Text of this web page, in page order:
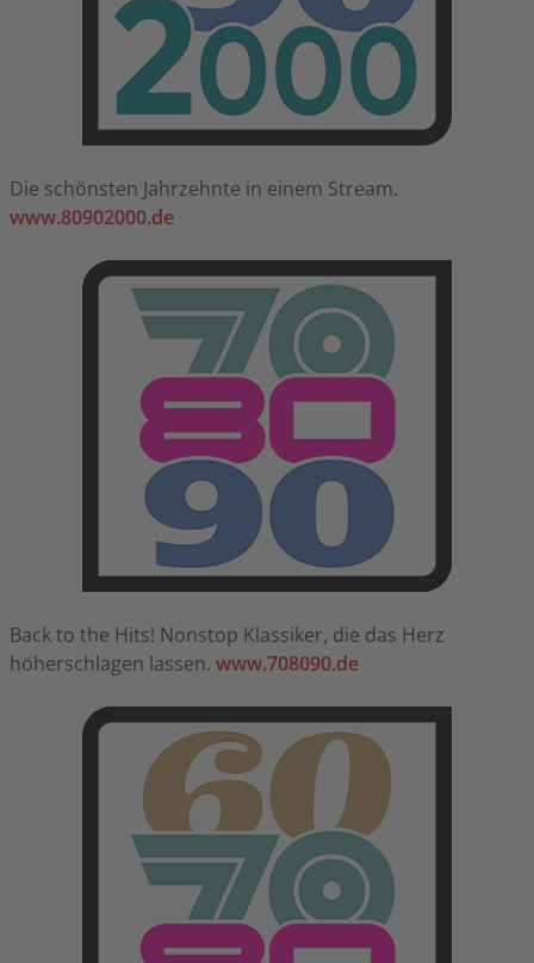
Die schönsten Jahrzehnte in einem Stream.
www.80902000.de
Back to the Hits! Nonstop Klassiker, die das Herz
höherschlagen lassen. www.708090.de